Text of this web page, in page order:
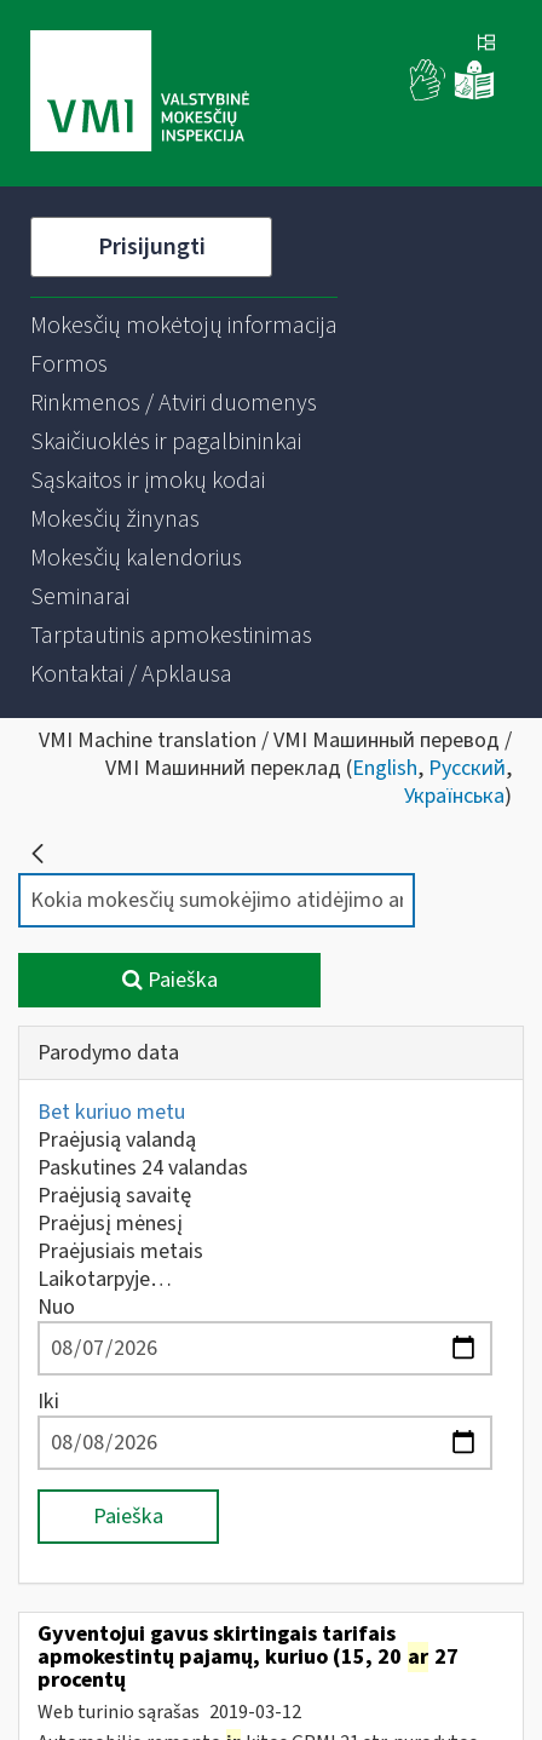
Prisijungti
Mokesčių mokėtojų informacija
Formos
Rinkmenos / Atviri duomenys
Skaičiuoklės ir pagalbininkai
Sąskaitos ir įmokų kodai
Mokesčių žinynas
Mokesčių kalendorius
Seminarai
Tarptautinis apmokestinimas
Kontaktai / Apklausa
VMI Machine translation / VMI Машинный перевод /
VMI Машинний переклад (English, Русский,
Українська)
Paieška
Parodymo data
Bet kuriuo metu
Praėjusią valandą
Paskutines 24 valandas
Praėjusią savaitę
Praėjusį mėnesį
Praėjusiais metais
Laikotarpyje…
Nuo
Iki
Paieška
Gyventojui gavus skirtingais tarifais
apmokestintų pajamų, kuriuo (15, 20 ar 27
procentų
Web turinio sąrašas 2019-03-12